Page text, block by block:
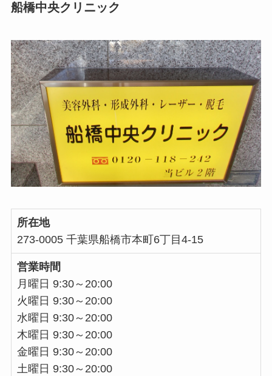
船橋中央クリニック
所在地
273-0005 千葉県船橋市本町6丁目4-15
営業時間
月曜日 9:30～20:00
火曜日 9:30～20:00
水曜日 9:30～20:00
木曜日 9:30～20:00
金曜日 9:30～20:00
土曜日 9:30～20:00